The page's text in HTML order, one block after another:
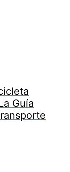
Guía